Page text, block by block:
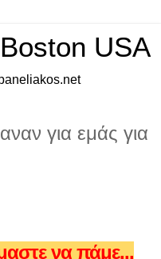
USA
για εμάς για
να πάμε...